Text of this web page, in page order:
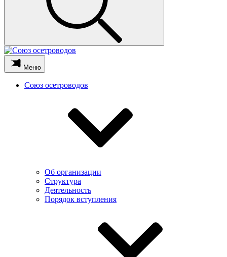
Меню
Союз осетроводов
Об организации
Структура
Деятельность
Порядок вступления